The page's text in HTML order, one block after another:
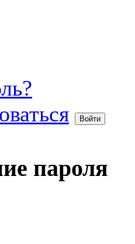
Войти
пароля